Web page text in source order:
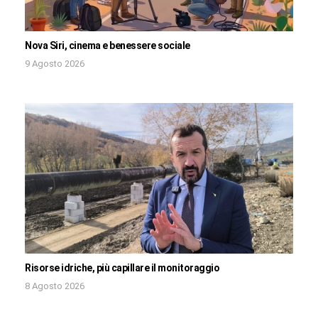
Nova Siri, cinema e benessere sociale
9 Agosto 2026
Risorse idriche, più capillare il monitoraggio
8 Agosto 2026